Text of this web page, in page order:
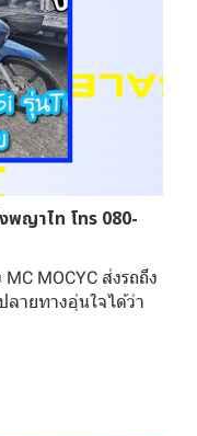
พญาไท โทร 080-
MOCYC ส่งรถถึง
ลายทางอุ่นใจได้ว่า